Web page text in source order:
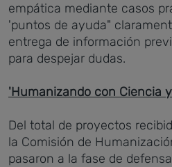
empática mediante casos
'puntos de ayuda"
entrega de información
para despejar dudas.
'Humanizando con Ciencia
Del total de proyectos
la Comisión de
pasaron a la fase de